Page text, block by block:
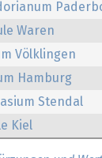
Waren
Völklingen
Hamburg
Stendal
Kiel